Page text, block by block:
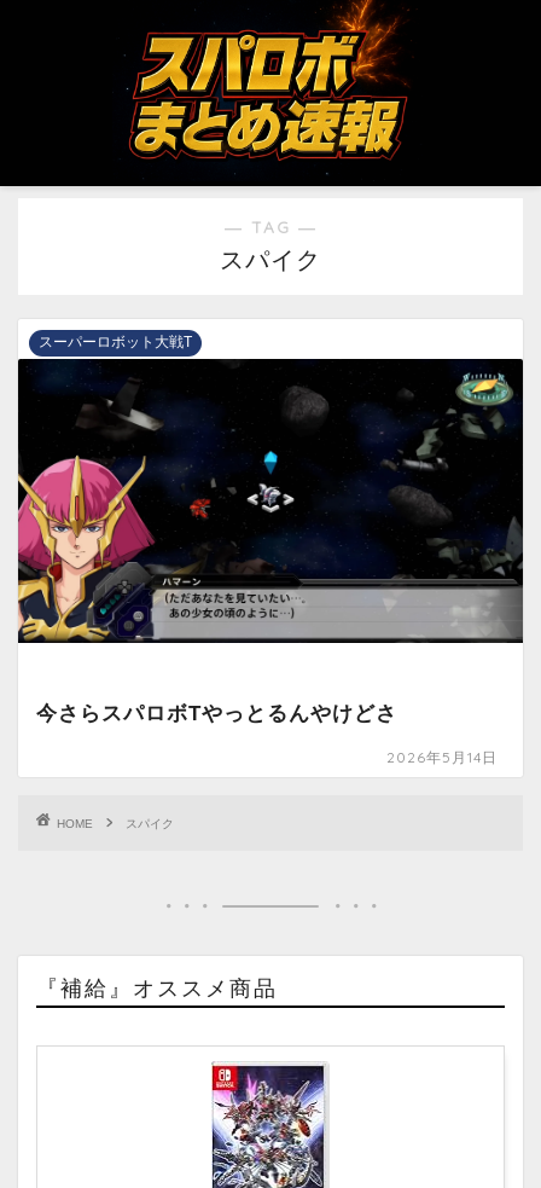
― TAG ―
スパイク
スーパーロボット大戦T
今さらスパロボTやっとるんやけどさ
2026年5月14日
HOME スパイク
『補給』オススメ商品